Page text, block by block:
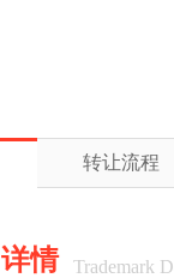
转让流程
详情 Trademark